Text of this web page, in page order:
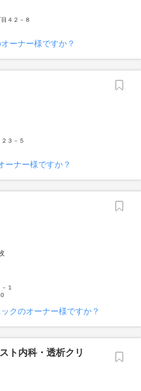
４２－８
ーナー様ですか？
３－５
ーナー様ですか？
１
クのオーナー様ですか？
ト内科・透析クリ